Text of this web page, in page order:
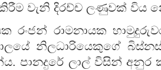
කිරීම වැනි දිරච්ච ලණුවක් විය
රංජන් රාමනායක
නිලධාරියෙකුගේ
පානදුරේ ලාල් විසින් අනුර